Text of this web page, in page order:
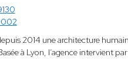
2014 une architecture
à Lyon, l’agence intervient